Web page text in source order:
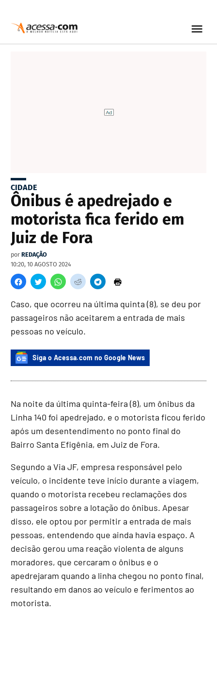
CIDADE
Ônibus é apedrejado e
motorista fica ferido em
Juiz de Fora
por REDAÇÃO
10:20, 10 AGOSTO 2024
Caso, que ocorreu na última quinta (8), se deu por
passageiros não aceitarem a entrada de mais
pessoas no veículo.
Siga o Acessa.com no Google News
Na noite da última quinta-feira (8), um ônibus da
Linha 140 foi apedrejado, e o motorista ficou ferido
após um desentendimento no ponto final do
Bairro Santa Efigênia, em Juiz de Fora.
Segundo a Via JF, empresa responsável pelo
veículo, o incidente teve início durante a viagem,
quando o motorista recebeu reclamações dos
passageiros sobre a lotação do ônibus. Apesar
disso, ele optou por permitir a entrada de mais
pessoas, entendendo que ainda havia espaço. A
decisão gerou uma reação violenta de alguns
moradores, que cercaram o ônibus e o
apedrejaram quando a linha chegou no ponto final,
resultando em danos ao veículo e ferimentos ao
motorista.